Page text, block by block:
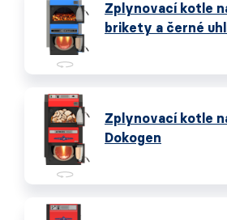
Zplynovací kotle
brikety a černé
Zplynovací kotle
Dokogen